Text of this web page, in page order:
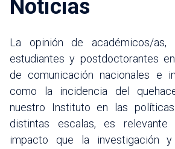
Noticias
La opinión de académicos/as,
estudiantes y postdoctorantes
de comunicación nacionales e
como la incidencia del
nuestro Instituto en las
distintas escalas, es
impacto que la investigación